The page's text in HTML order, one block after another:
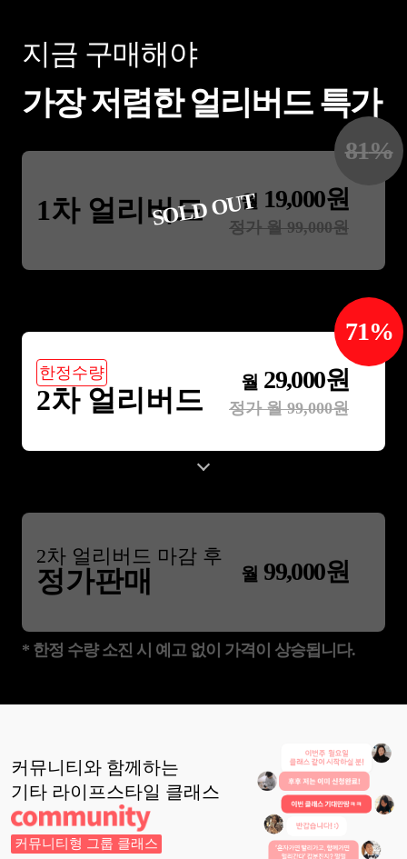
지금 구매해야
가장 저렴한 얼리버드 특가
1차 얼리버드 월 19,000원
정가 월99,000원
81%
SOLD OUT
한정수량
2차 얼리버드
월 29,000원
정가 월99,000원
71%
2차 얼리버드 마감 후
정가판매 월 99,000원
* 한정 수량 소진 시 예고 없이 가격이 상승됩니다.
커뮤니티와 함께하는
기타 라이프스타일 클래스
커뮤니티형 그룹 클래스